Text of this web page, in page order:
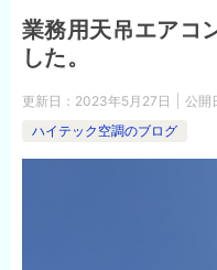
業務用天吊エアコ
した。
更新日： 2023年5月27日 公開
ハイテック空調のブログ